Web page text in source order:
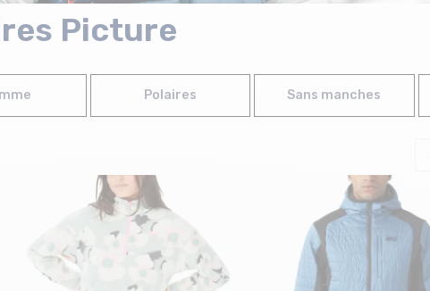
Picture
Polaires Sans manches